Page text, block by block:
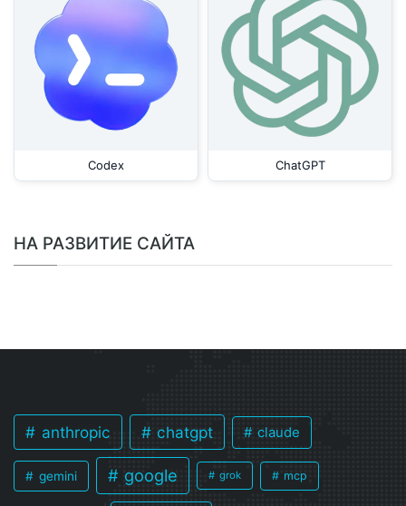
Codex ChatGPT
НА РАЗВИТИЕ САЙТА
anthropic chatgpt claude
gemini google grok mcp